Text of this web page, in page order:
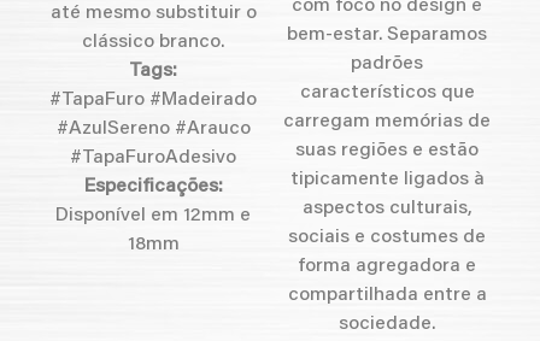
até mesmo substituir o
clássico branco.
Tags:
#TapaFuro #Madeirado
#AzulSereno #Arauco
#TapaFuroAdesivo
Especificações:
Disponível em 12mm e
18mm
com foco no design e
bem-estar. Separamos
padrões
característicos que
carregam memórias de
suas regiões e estão
tipicamente ligados à
aspectos culturais,
sociais e costumes de
forma agregadora e
compartilhada entre a
sociedade.